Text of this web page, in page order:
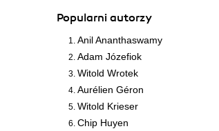
Popularni autorzy
Anil Ananthaswamy
Adam Józefiok
Witold Wrotek
Aurélien Géron
Witold Krieser
Chip Huyen